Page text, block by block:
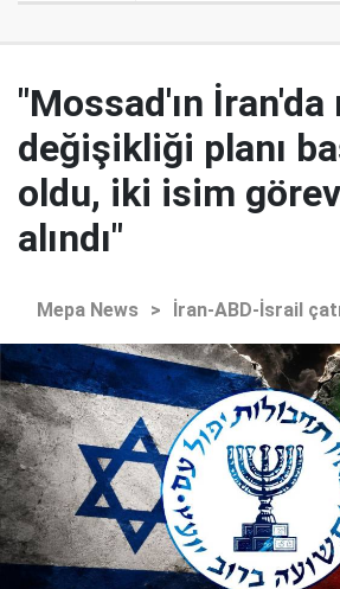
"Mossad'ın
değişikliği planı
oldu, iki isim
alındı"
Mepa News > İran-ABD-İsrail